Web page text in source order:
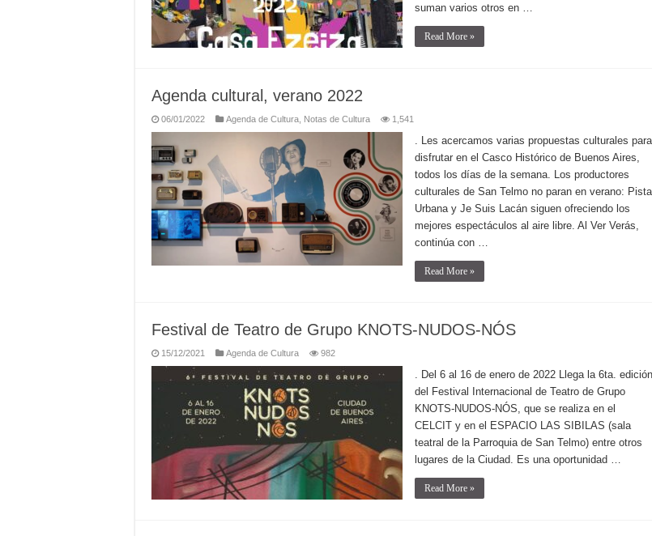
suman varios otros en …
Read More »
Agenda cultural, verano 2022
06/01/2022 Agenda de Cultura Notas de Cultura 1,541
. Les acercamos varias propuestas culturales para
disfrutar en el Casco Histórico de Buenos Aires,
todos los días de la semana. Los productores
culturales de San Telmo no paran en verano: Pista
Urbana y Je Suis Lacán siguen ofreciendo los
mejores espectáculos al aire libre. Al Ver Verás,
continúa con …
Read More »
Festival de Teatro de Grupo KNOTS-NUDOS-NÓS
15/12/2021 Agenda de Cultura 982
. Del 6 al 16 de enero de 2022 Llega la 6ta. edición
del Festival Internacional de Teatro de Grupo
KNOTS-NUDOS-NÓS, que se realiza en el
CELCIT y en el ESPACIO LAS SIBILAS (sala
teatral de la Parroquia de San Telmo) entre otros
lugares de la Ciudad. Es una oportunidad …
Read More »